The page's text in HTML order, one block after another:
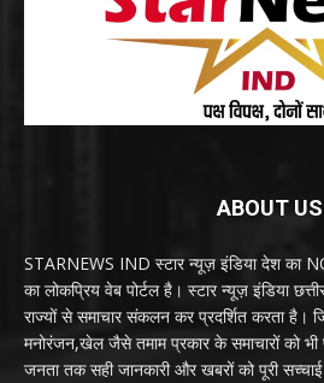
ABOUT US
STARNEWS IND स्टार न्यूज़ इंडिया देश का
का लोकप्रिय वेब पोर्टल है। स्टार न्यूज़ इंडिया
राज्यों से समाचार संकलन कर प्रदर्शित करता है।
मनोरंजन,खेल जैसे तमाम प्रकार के समाचारों को भी
जनता तक सही जानकारी और खबरों को पूरी